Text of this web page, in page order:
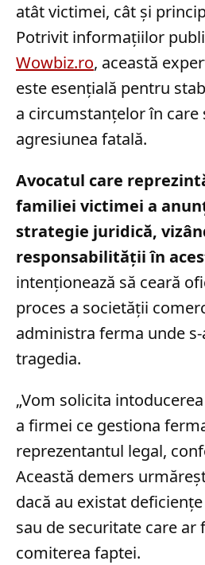
atât victimei, cât și
Potrivit informațiilor
Wowbiz.ro, această
este esențială pentru
a circumstanțelor în care
agresiunea fatală.
Avocatul care
familiei victimei a
strategie juridică,
responsabilității în
intenționează să ceară
proces a societății
administra ferma unde
tragedia.
„Vom solicita
a firmei ce gestiona
reprezentantul legal,
Această demers
dacă au existat
sau de securitate care
comiterea faptei.